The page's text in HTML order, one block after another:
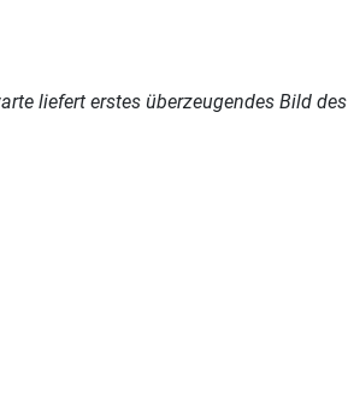
liefert erstes überzeugendes Bild des